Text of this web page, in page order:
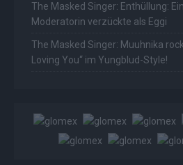
The Masked Singer: Enthüllung:
Moderatorin verzückte als Eggi
The Masked Singer: Muuhnika
Loving You“ im Yungblud-Style!